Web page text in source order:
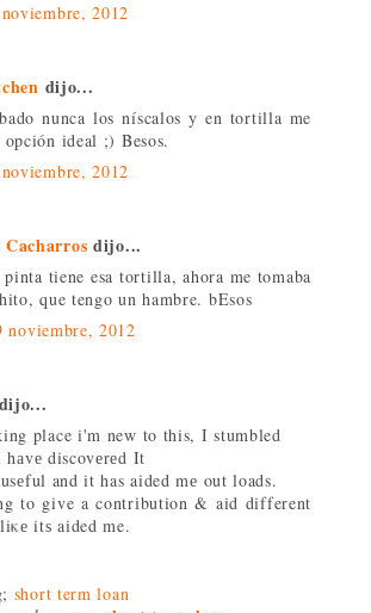
2012
dijo...
nunca los níscalos y en tortilla me
opción ideal ;) Besos.
2012
Cacharros dijo...
pinta tiene esa tortilla, ahora me tomaba
que tengo un hambre. bEsos
noviembre, 2012
place i'm new to this, Ι stumbled
discovеrеd It
and it has aided mе out loads.
to give a contrіbution & aid different
itѕ aided me.
short term loan